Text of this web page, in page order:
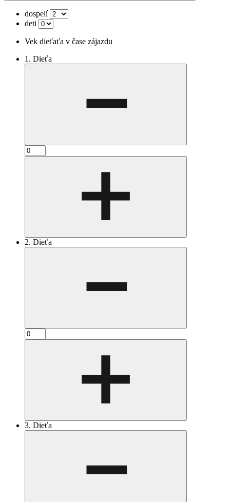
dospelí
deti
Vek dieťaťa v čase zájazdu
1. Dieťa
2. Dieťa
3. Dieťa